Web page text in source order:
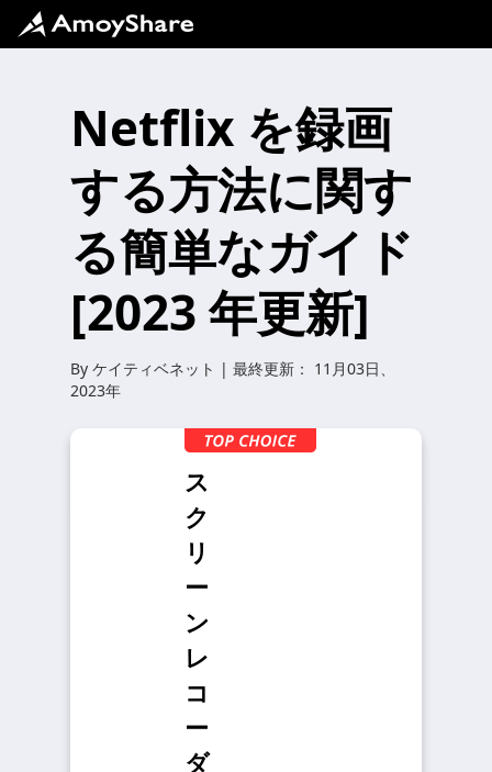
Netflix を録画
する方法に関す
る簡単なガイド
[2023 年更新]
By ケイティベネット | 最終更新： 11月03日、
2023年
ス
ク
リ
ー
ン
レ
コ
ー
ダ